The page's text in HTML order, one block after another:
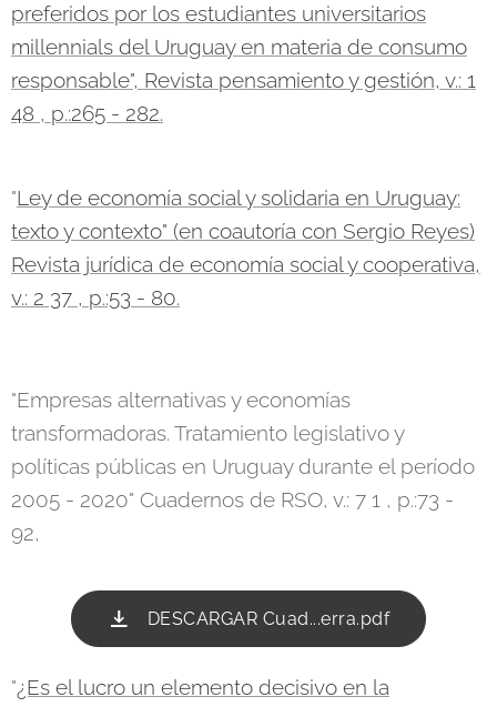
preferidos por los estudiantes universitarios
millennials del Uruguay en materia de consumo
responsable", Revista pensamiento y gestión, v.: 1
48 , p.:265 - 282.
"Ley de economía social y solidaria en Uruguay:
texto y contexto" (en coautoría con Sergio Reyes)
Revista jurídica de economía social y cooperativa,
v.: 2 37 , p.:53 - 80.
"Empresas alternativas y economías
transformadoras. Tratamiento legislativo y
políticas públicas en Uruguay durante el período
2005 - 2020" Cuadernos de RSO, v.: 7 1 , p.:73 -
92,
DESCARGAR Cuad...erra.pdf
"¿Es el lucro un elemento decisivo en la